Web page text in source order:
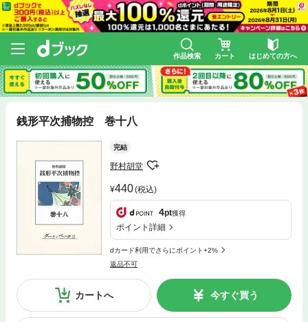
作品検索 カート はじめての方へ
銭形平次捕物控 巻十八
完結
野村胡堂
440(税込)
4pt獲得
ポイント詳細
dカード利用でさらにポイント+2%
返品不可
カートへ 今すぐ買う